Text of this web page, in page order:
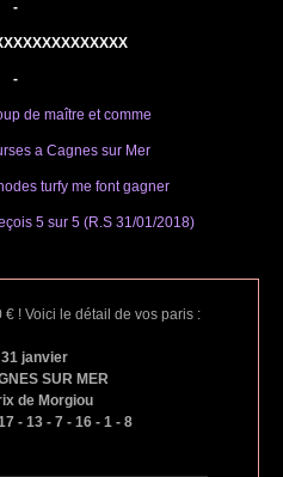
-
-
de maître et comme
a Cagnes sur Mer
turfy me font gagner
5 sur 5 (R.S 31/01/2018)
! Voici le détail de vos paris :
janvier
SUR MER
de Morgiou
- 13 - 7 - 16 - 1 - 8